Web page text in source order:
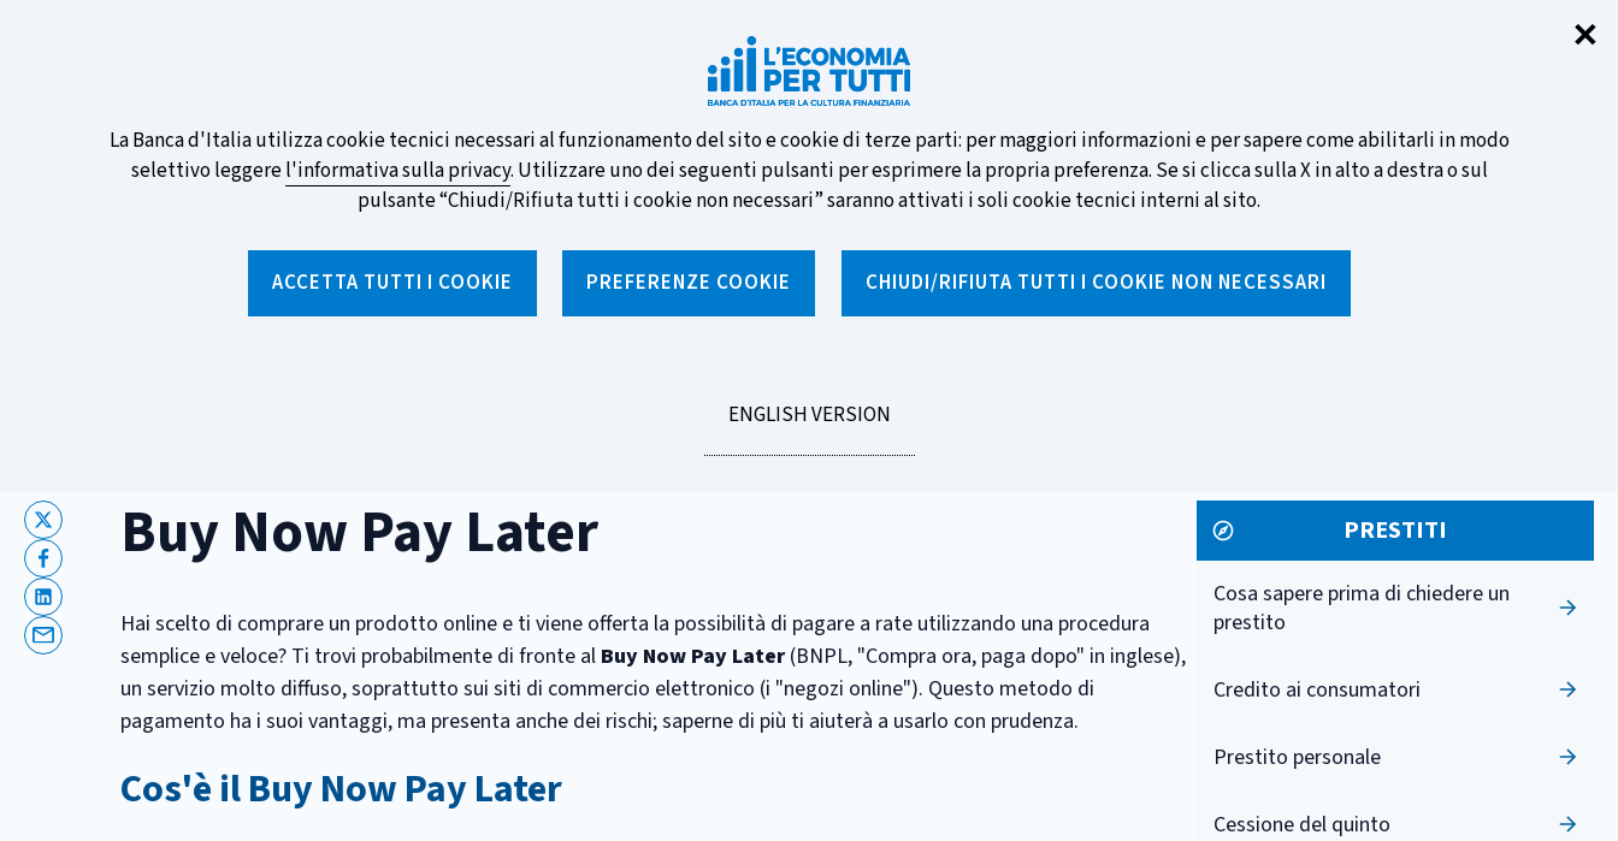
✕
Informativa
La Banca d'Italia utilizza cookie tecnici necessari al funzionamento del sito e cookie di terze parti: per maggiori informazioni e per sapere come abilitarli in modo
selettivo leggerel'informativa sulla privacy. Utilizzare uno dei seguenti pulsanti per esprimere la propria preferenza. Se si clicca sulla X in alto a destra o sul
pulsante “Chiudi/Rifiuta tutti i cookie non necessari” saranno attivati i soli cookie tecnici interni al sito.
ACCETTA TUTTI I COOKIE PREFERENZE COOKIE CHIUDI/RIFIUTA TUTTI I COOKIE NON NECESSARI
GO
ENGLISH VERSION
Version
Partecipa al sondaggio della BCE sulle nuove banconote e vota la tua
preferita!
SCOPRI DI PIÙ
Inserisci
testo
X
Facebook
Linkedin
Email
Buy Now Pay Later
Hai scelto di comprare un prodotto online e ti viene offerta la possibilità di pagare a rate utilizzando una procedura
semplice e veloce? Ti trovi probabilmente di fronte al Buy Now Pay Later(BNPL, "Compra ora, paga dopo" in inglese),
un servizio molto diffuso, soprattutto sui siti di commercio elettronico (i "negozi online"). Questo metodo di
pagamento ha i suoi vantaggi, ma presenta anche dei rischi; saperne di più ti aiuterà a usarlo con prudenza.
Cos'è il Buy Now Pay Later
PRESTITI
Cosa sapere prima di chiedere un
prestito
Credito ai consumatori
Prestito personale
Cessione del quinto